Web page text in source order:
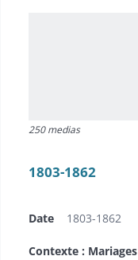
250 medias
1803-1862
Date 1803-1862
Contexte : Mariages